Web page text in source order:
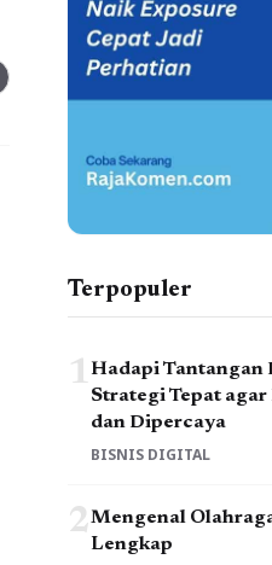
Terpopuler
1Hadapi
Strategi Tepat
dan Dipercaya
BISNIS DIGITAL
2Mengenal
Lengkap